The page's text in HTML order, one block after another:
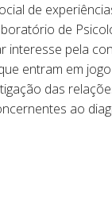
de
de
interesse pela
entram em
das
ao